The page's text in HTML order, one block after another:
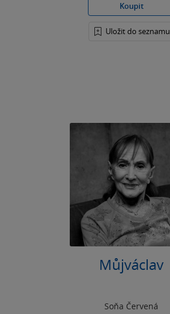
Koupit
Uložit do seznamu
Můjváclav
Soňa Červená